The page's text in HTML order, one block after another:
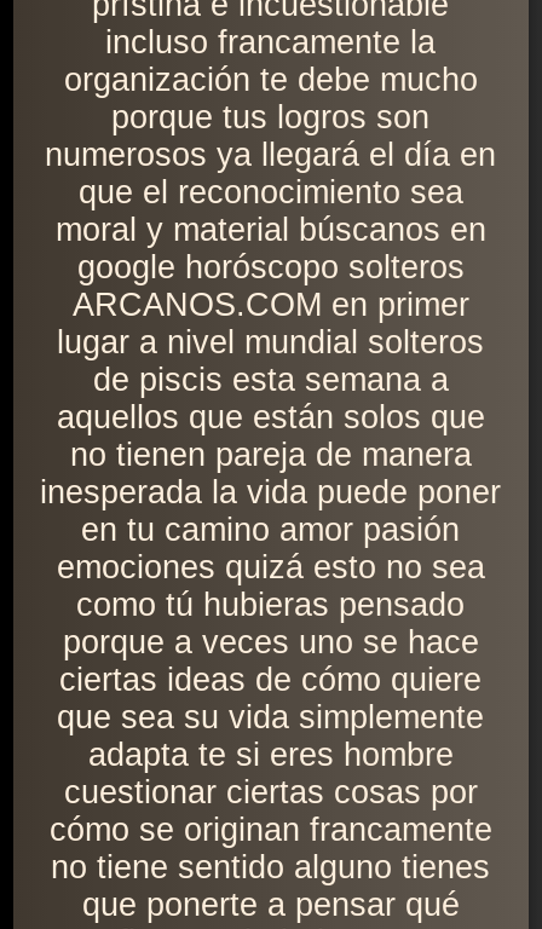
incluso francamente la
organización te debe mucho
porque tus logros son
numerosos ya llegará el día en
que el reconocimiento sea
moral y material búscanos en
google horóscopo solteros
ARCANOS.COM en primer
lugar a nivel mundial solteros
de piscis esta semana a
aquellos que están solos que
no tienen pareja de manera
inesperada la vida puede poner
en tu camino amor pasión
emociones quizá esto no sea
como tú hubieras pensado
porque a veces uno se hace
ciertas ideas de cómo quiere
que sea su vida simplemente
adapta te si eres hombre
cuestionar ciertas cosas por
cómo se originan francamente
no tiene sentido alguno tienes
que ponerte a pensar qué